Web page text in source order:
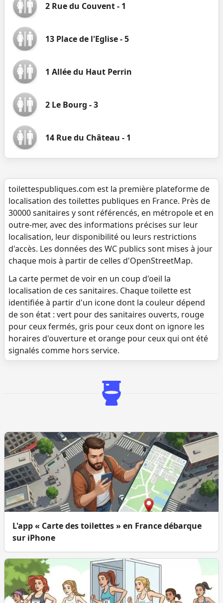
2 Rue du Couvent - 1
13 Place de l'Eglise - 5
1 Allée du Haut Perrin
2 Le Bourg - 3
14 Rue du Château - 1
toilettespubliques.com est la première plateforme de
localisation des toilettes publiques en France. Près de
30000 sanitaires y sont référencés, en métropole et en
outre-mer, avec des informations précises sur leur
localisation, leur disponibilité ou leurs restrictions
d'accès. Les données des WC publics sont mises à jour
chaque mois à partir de celles d'OpenStreetMap.
La carte permet de voir en un coup d'oeil la
localisation de ces sanitaires. Chaque toilette est
identifiée à partir d'un icone dont la couleur dépend
de son état : vert pour des sanitaires ouverts, rouge
pour ceux fermés, gris pour ceux dont on ignore les
horaires d'ouverture et orange pour ceux qui ont été
signalés comme hors service.
L'app « Carte des toilettes » en France débarque
sur iPhone